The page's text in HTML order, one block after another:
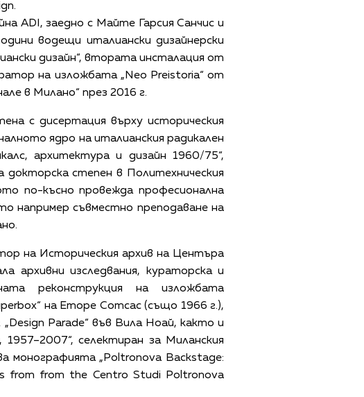
ADI, заедно с Майте Гарсия Санчис и
водещи италиански дизайнерски
дизайн“, втората инсталация от
на изложбата „Neo Preistoria“ от
в Милано“ през 2016 г.
с дисертация върху историческия
ядро ​​на италианския радикален
архитектура и дизайн 1960/75“,
докторска степен в Политехническия
по-късно провежда професионална
например съвместно преподаване на
на Историческия архив на Центъра
изследвания, кураторска и
реконструкция на изложбата
на Еторе Сотсас (също 1966 г.),
Parade“ във Вила Ноай, както и
селектиран за Миланския
монографията „Poltronova Backstage:
from from the Centro Studi Poltronova